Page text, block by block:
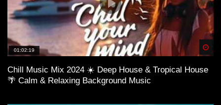
01:02:19
Chill Music Mix 2024 ☀️ Deep House & Tropical House
🌴 Calm & Relaxing Background Music